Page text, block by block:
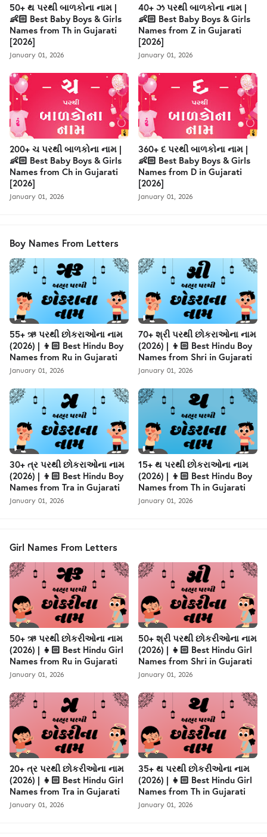
50+ થ પરથી બાળકોના નામ |
👶🏻 Best Baby Boys & Girls
Names from Th in Gujarati
[2026]
January 01, 2026
40+ ઝ પરથી બાળકોના નામ |
👶🏻 Best Baby Boys & Girls
Names from Z in Gujarati
[2026]
January 01, 2026
200+ ચ પરથી બાળકોના નામ |
👶🏻 Best Baby Boys & Girls
Names from Ch in Gujarati
[2026]
January 01, 2026
360+ દ પરથી બાળકોના નામ |
👶🏻 Best Baby Boys & Girls
Names from D in Gujarati
[2026]
January 01, 2026
Boy Names From Letters
55+ ઋ પરથી છોકરાઓના નામ
(2026) | 👦🏻 Best Hindu Boy
Names from Ru in Gujarati
January 01, 2026
70+ શ્રી પરથી છોકરાઓના નામ
(2026) | 👦🏻 Best Hindu Boy
Names from Shri in Gujarati
January 01, 2026
30+ ત્ર પરથી છોકરાઓના નામ
(2026) | 👦🏻 Best Hindu Boy
Names from Tra in Gujarati
January 01, 2026
15+ થ પરથી છોકરાઓના નામ
(2026) | 👦🏻 Best Hindu Boy
Names from Th in Gujarati
January 01, 2026
Girl Names From Letters
50+ ઋ પરથી છોકરીઓના નામ
(2026) | 👧🏻 Best Hindu Girl
Names from Ru in Gujarati
January 01, 2026
50+ શ્રી પરથી છોકરીઓના નામ
(2026) | 👧🏻 Best Hindu Girl
Names from Shri in Gujarati
January 01, 2026
20+ ત્ર પરથી છોકરીઓના નામ
(2026) | 👧🏻 Best Hindu Girl
Names from Tra in Gujarati
January 01, 2026
35+ થ પરથી છોકરીઓના નામ
(2026) | 👧🏻 Best Hindu Girl
Names from Th in Gujarati
January 01, 2026